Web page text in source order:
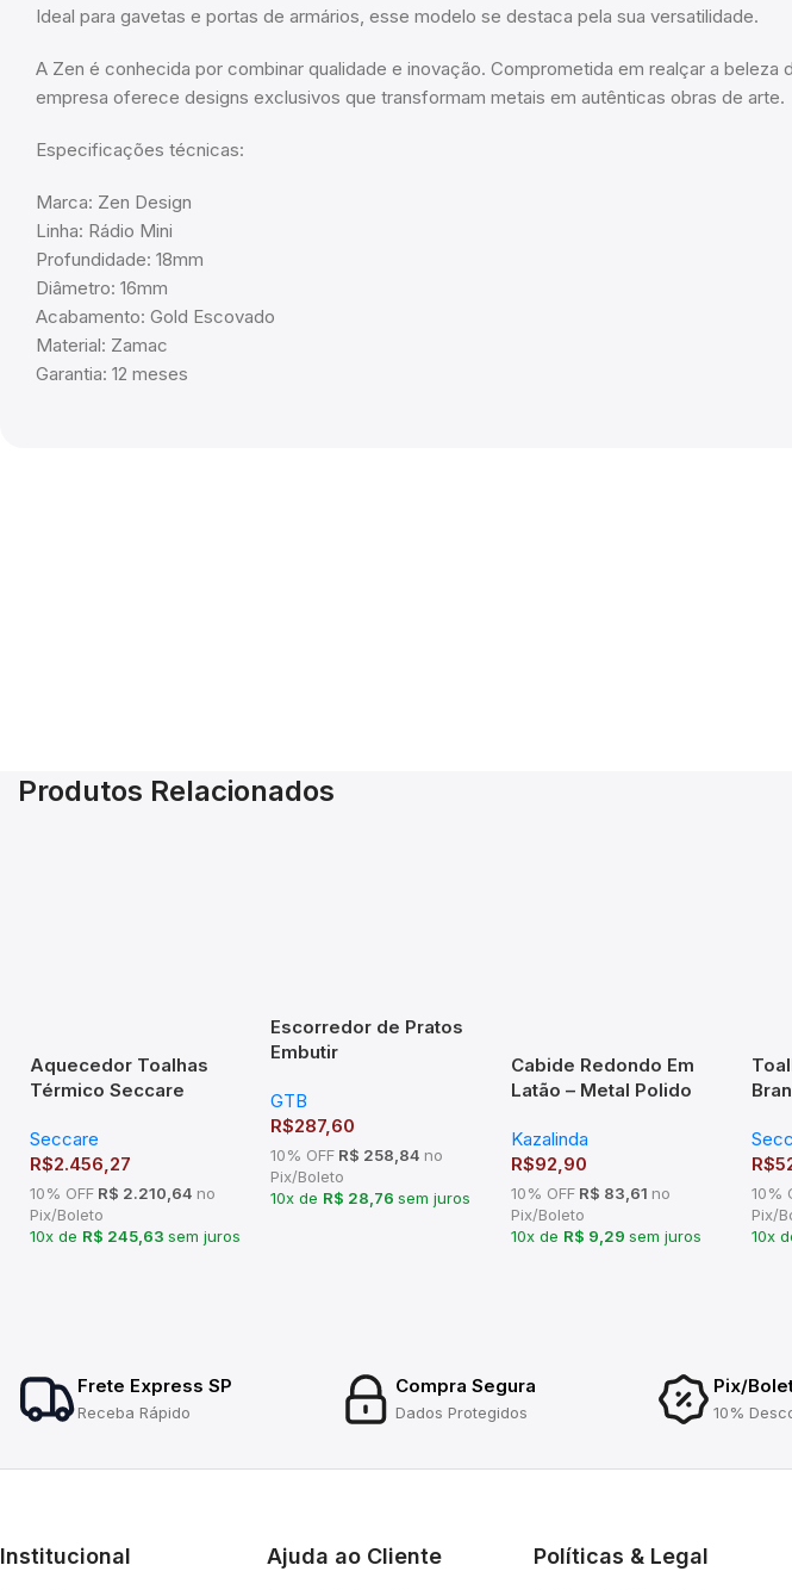
Ideal para gavetas e portas de armários, esse modelo se destaca pela sua versatilidade.
A Zen é conhecida por combinar qualidade e inovação. Comprometida em realçar a beleza
empresa oferece designs exclusivos que transformam metais em autênticas obras de arte.
Especificações técnicas:
Marca: Zen Design
Linha: Rádio Mini
Profundidade: 18mm
Diâmetro: 16mm
Acabamento: Gold Escovado
Material: Zamac
Garantia: 12 meses
Produtos Relacionados
Aquecedor Toalhas
Térmico Seccare
Seccare
R$2.456,27
10% OFF R$ 2.210,64 no
Pix/Boleto
10x de R$ 245,63 sem juros
Escorredor de Pratos
Embutir
800mm Cromado
GTB
R$287,60
10% OFF R$ 258,84 no
Pix/Boleto
10x de R$ 28,76sem juros
Cabide Redondo Em
Latão – Metal Polido
Cobre TM-176602
Kazalinda
R$92,90
10% OFF R$ 83,61 no
Pix/Boleto
10x de R$ 9,29sem juros
R$
10%
Pix/
10x
Frete Express SP
Receba Rápido
Compra Segura
Dados Protegidos
Pix/
10%
Institucional Ajuda ao Cliente Políticas & Legal